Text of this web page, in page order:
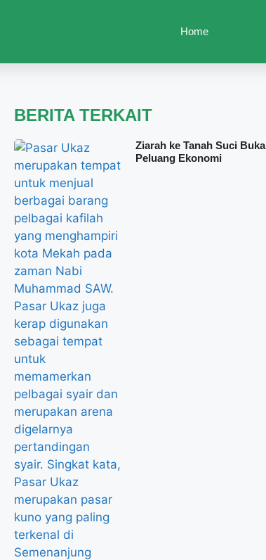
Home
BERITA TERKAIT
Ziarah ke Tanah Suci Buka
Peluang Ekonomi